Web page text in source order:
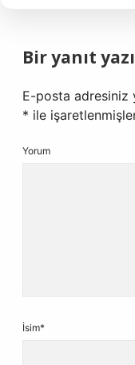
Bir yanıt
E-posta adresiniz
* ile
Yorum
İsim*